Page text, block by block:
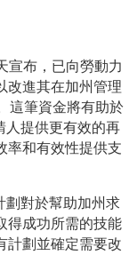
宣布，已向勞動力
改進其在加州管理
這筆資金將有助於
人提供更有效的再
率和有效性提供支
劃對於幫助加州求
得成功所需的技能
計劃並確定需要改